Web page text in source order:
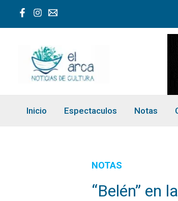
Inicio Espectaculos Notas
NOTAS
“Belén” en